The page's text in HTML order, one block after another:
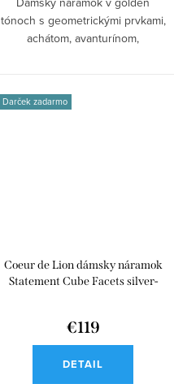
tónoch s geometrickými prvkami,
achátom, avanturínom,
Darček zadarmo
Coeur de Lion dámsky náramok
Statement Cube Facets silver-
€119
DETAIL